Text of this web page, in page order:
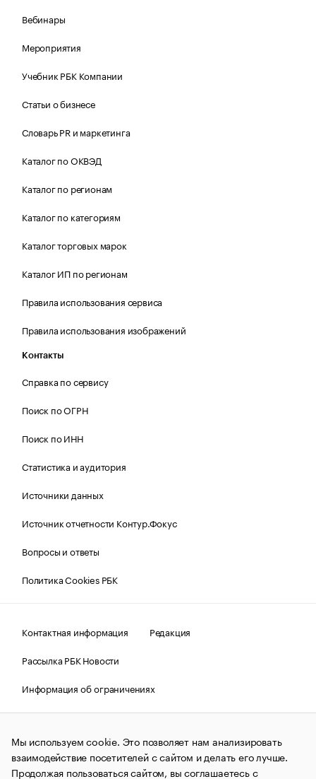
Вебинары
Мероприятия
Учебник РБК Компании
Статьи о бизнесе
Словарь PR и маркетинга
Каталог по ОКВЭД
Каталог по регионам
Каталог по категориям
Каталог торговых марок
Каталог ИП по регионам
Правила использования сервиса
Правила использования изображений
Контакты
Справка по сервису
Поиск по ОГРН
Поиск по ИНН
Статистика и аудитория
Источники данных
Источник отчетности Контур.Фокус
Вопросы и ответы
Политика Cookies РБК
Контактная информация
Редакция
Рассылка РБК Новости
Информация об ограничениях
Правовая информация
О соблюдении авторских прав
© АО «РОСБИЗНЕСКОНСАЛТИНГ»,1995–2026.Сообщения
и материалы информационного агентства «РБК»
(зарегистрировано Федеральной службой по надзору в сфере
Мы используем cookie. Это позволяет нам анализировать
взаимодействие посетителей с сайтом и делать его лучше.
Продолжая пользоваться сайтом, вы соглашаетесь с